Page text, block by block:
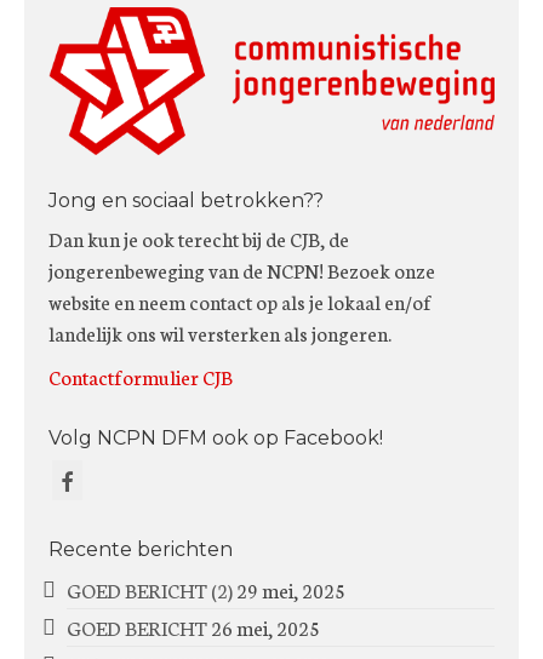
Jong en sociaal betrokken??
Dan kun je ook terecht bij de CJB, de
jongerenbeweging van de NCPN! Bezoek onze
website en neem contact op als je lokaal en/of
landelijk ons wil versterken als jongeren.
Contactformulier CJB
Volg NCPN DFM ook op Facebook!
Recente berichten
GOED BERICHT (2)29 mei, 2025
GOED BERICHT26 mei, 2025